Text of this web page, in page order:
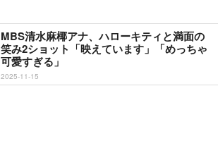
MBS清水麻椰アナ、ハローキティと満面の
笑み2ショット「映えています」「めっちゃ
可愛すぎる」
2025-11-15